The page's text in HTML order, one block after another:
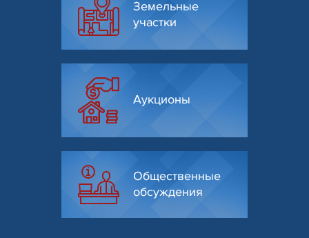
Земельные
участки
Аукционы
Общественные
обсуждения